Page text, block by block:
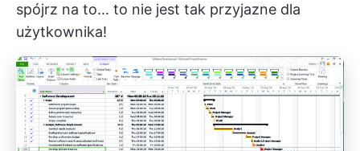
spójrz na to... to nie jest tak przyjazne dla
użytkownika!